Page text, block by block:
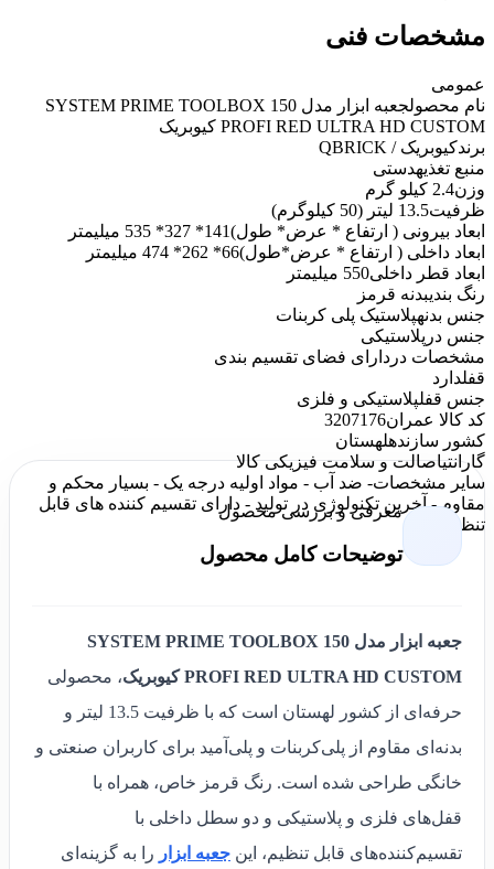
مشخصات فنی
عمومی
نام محصول
جعبه ابزار مدل SYSTEM PRIME TOOLBOX 150
PROFI RED ULTRA HD CUSTOM کیوبریک
برندکیوبریک / QBRICK
منبع تغذیهدستی
وزن2.4 کیلو گرم
ظرفیت13.5 لیتر (50 کیلوگرم)
ابعاد بیرونی ( ارتفاع * عرض* طول)141* 327* 535 میلیمتر
ابعاد داخلی ( ارتفاع * عرض*طول)66* 262* 474 میلیمتر
ابعاد قطر داخلی550 میلیمتر
رنگ بندیبدنه قرمز
جنس بدنهپلاستیک پلی کربنات
جنس در پلاستیکی
مشخصات در دارای فضای تقسیم بندی
قفلدارد
جنس قفلپلاستیکی و فلزی
کد کالا عمران3207176
کشور سازندهلهستان
گارانتیاصالت و سلامت فیزیکی کالا
سایر مشخصات- ضد آب - مواد اولیه درجه یک - بسیار محکم و
مقاوم - آخرین تکنولوژی در تولید - دارای تقسیم کننده های قابل
تنظیم
معرفی و بررسی محصول
توضیحات کامل محصول
جعبه ابزار مدل SYSTEM PRIME TOOLBOX 150
PROFI RED ULTRA HD CUSTOM کیوبریک
، محصولی
حرفه‌ای از کشور لهستان است که با ظرفیت 13.5 لیتر و
بدنه‌ای مقاوم از پلی‌کربنات و پلی‌آمید برای کاربران صنعتی و
خانگی طراحی شده است. رنگ قرمز خاص، همراه با
قفل‌های فلزی و پلاستیکی و دو سطل داخلی با
تقسیم‌کننده‌های قابل تنظیم، این جعبه ابزار را به گزینه‌ای